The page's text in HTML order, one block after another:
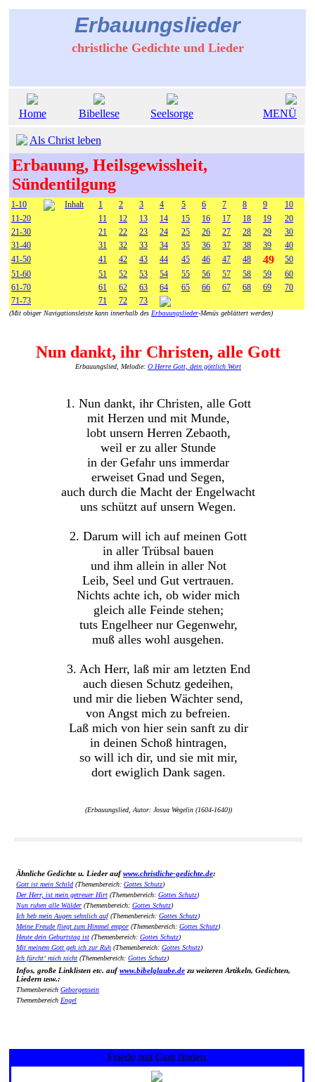
Erbauungslieder
christliche Gedichte und Lieder
Home Bibellese Seelsorge MENÜ
Als Christ leben
Erbauung, Heilsgewissheit,
Sündentilgung
1-10 Inhalt 1 2 3 4 5 6 7 8 9
10
11-20
11 12 13 14 15 16 17 18 19
20
21-30
21 22 23 24 25 26 27 28 29
30
31-40
31 32 33 34 35 36 37 38 39
40
41-50
41 42 43 44 45 46 47 48 49
50
51-60
51 52 53 54 55 56 57 58 59
60
61-70
61 62 63 64 65 66 67 68 69
70
71-73
71 72 73
(Mit obiger Navigationsleiste kann innerhalb des Erbauungslieder-Menüs geblättert werden)
Nun dankt, ihr Christen, alle Gott
Erbauungslied, Melodie: O Herre Gott, dein göttlich Wort
1. Nun dankt, ihr Christen, alle Gott
mit Herzen und mit Munde,
lobt unsern Herren Zebaoth,
weil er zu aller Stunde
in der Gefahr uns immerdar
erweiset Gnad und Segen,
auch durch die Macht der Engelwacht
uns schützt auf unsern Wegen.
2. Darum will ich auf meinen Gott
in aller Trübsal bauen
und ihm allein in aller Not
Leib, Seel und Gut vertrauen.
Nichts achte ich, ob wider mich
gleich alle Feinde stehen;
tuts Engelheer nur Gegenwehr,
muß alles wohl ausgehen.
3. Ach Herr, laß mir am letzten End
auch diesen Schutz gedeihen,
und mir die lieben Wächter send,
von Angst mich zu befreien.
Laß mich von hier sein sanft zu dir
in deinen Schoß hintragen,
so will ich dir, und sie mit mir,
dort ewiglich Dank sagen.
(Erbauungslied, Autor: Josua Wegelin (1604-1640))
Ähnliche Gedichte u. Lieder aufwww.christliche-gedichte.de:
Gott ist mein Schild (Themenbereich: Gottes Schutz)
Der Herr, ist mein getreuer Hirt (Themenbereich: Gottes Schutz)
Nun ruhen alle Wälder (Themenbereich: Gottes Schutz)
Ich heb mein Augen sehnlich auf(Themenbereich: Gottes Schutz)
Meine Freude fliegt zum Himmel empor (Themenbereich: Gottes Schutz)
Heute dein Geburtstag ist (Themenbereich: Gottes Schutz)
Mit meinem Gott geh ich zur Ruh (Themenbereich: Gottes Schutz)
Ich fürcht‘ mich nicht (Themenbereich: Gottes Schutz)
Infos, große Linklisten etc. aufwww.bibelglaube.de zu weiteren Artikeln, Gedichten,
Liedern usw.:
Themenbereich Geborgensein
Themenbereich Engel
Friede mit Gott finden